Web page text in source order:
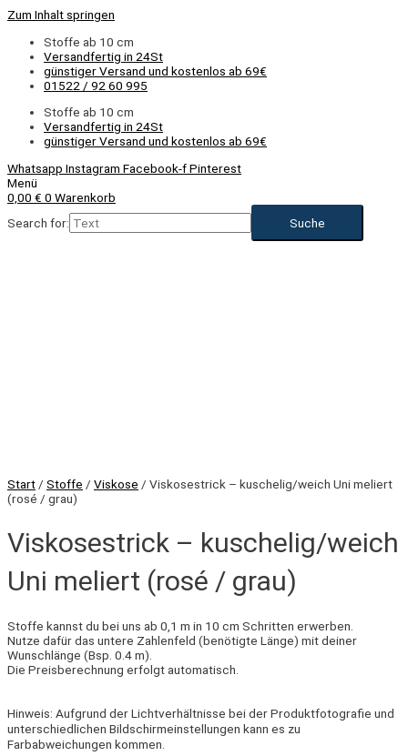
Zum Inhalt springen
Stoffe ab 10 cm
Versandfertig in 24St
günstiger Versand und kostenlos ab 69€
01522 / 92 60 995
Stoffe ab 10 cm
Versandfertig in 24St
günstiger Versand und kostenlos ab 69€
Whatsapp Instagram Facebook-fPinterest
Menü
0,00 € 0 Warenkorb
Search for:
Start / Stoffe / Viskose / Viskosestrick – kuschelig/weich Uni meliert
(rosé / grau)
Viskosestrick – kuschelig/weich
Uni meliert (rosé / grau)
Stoffe kannst du bei uns ab 0,1 m in 10 cm Schritten erwerben.
Nutze dafür das untere Zahlenfeld (benötigte Länge) mit deiner
Wunschlänge (Bsp. 0.4 m).
Die Preisberechnung erfolgt automatisch.
Hinweis: Aufgrund der Lichtverhältnisse bei der Produktfotografie und
unterschiedlichen Bildschirmeinstellungen kann es zu
Farbabweichungen kommen.